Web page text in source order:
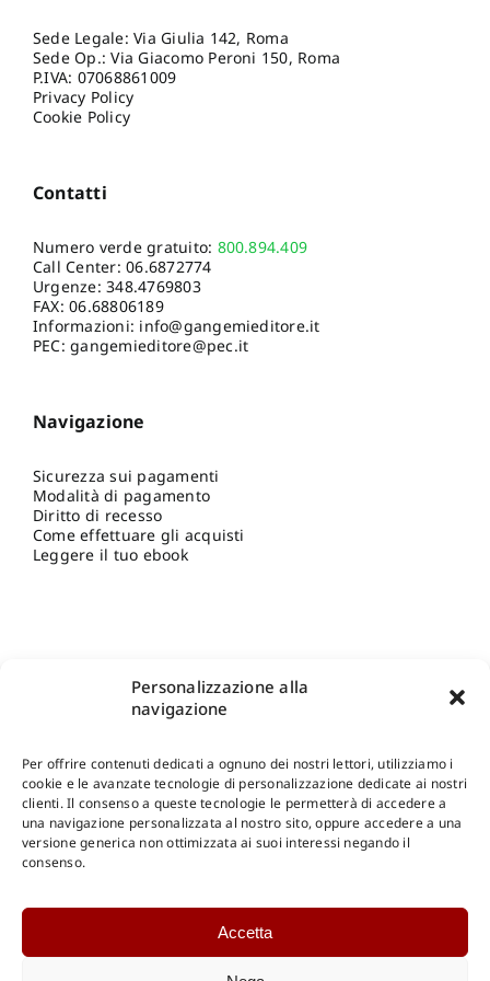
Personalizzazione alla
navigazione
Per offrire contenuti dedicati a ognuno dei nostri lettori, utilizziamo i
cookie e le avanzate tecnologie di personalizzazione dedicate ai nostri
clienti. Il consenso a queste tecnologie le permetterà di accedere a
una navigazione personalizzata al nostro sito, oppure accedere a una
versione generica non ottimizzata ai suoi interessi negando il
consenso.
Accetta
Sede Legale: Via Giulia 142, Roma
Sede Op.: Via Giacomo Peroni 150, Roma
P.IVA: 07068861009
Privacy Policy
Cookie Policy
Contatti
Numero verde gratuito: 800.894.409
Call Center:06.6872774
Urgenze:348.4769803
FAX: 06.68806189
Informazioni: info@gangemieditore.it
PEC: gangemieditore@pec.it
Navigazione
Sicurezza sui pagamenti
Modalità di pagamento
Diritto di recesso
Come effettuare gli acquisti
Leggere il tuo ebook
Shop Gangemi Editore-Pagamenti Sicuri e anche Rateali
Catalogo Online
Catalogo Internazionale